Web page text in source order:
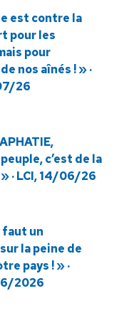
est contre la
pour les
pour
nos aînés ! » ·
26
c’est de la
· LCI, 14/06/26
faut un
la peine de
pays ! » ·
2026